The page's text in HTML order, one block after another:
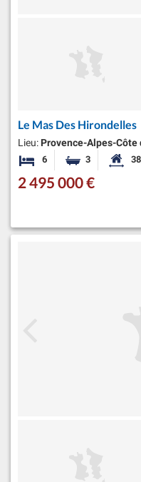
Le Mas Des Hirondelles
Lieu: Provence-Alpes-Côte
6 Chambres
3 Salles de
2 495 000 €